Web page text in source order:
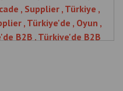
Oyun Salonu